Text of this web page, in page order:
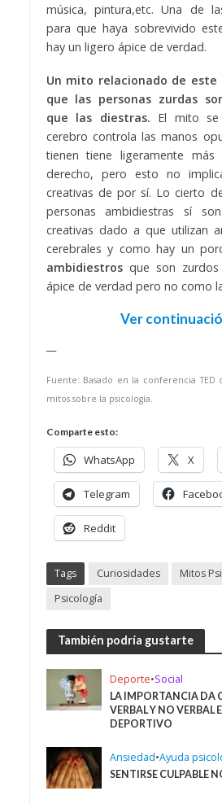
música, pintura,etc. Una de
para que haya sobrevivido
hay un ligero ápice de verdad.
Un mito relacionado de este
que las personas zurdas
que las diestras. El mito
cerebro controla las manos
tienen tiene ligeramente
derecho, pero esto no
creativas de por sí. Lo cierto
personas ambidiestras sí
creativas dado a que utilizan
cerebrales y como hay un
ambidiestrosque son
ápice de verdad pero no como
Ver
Fuente: Basado en la conferencia TED
mitos sobre la psicología.
Comparte esto:
WhatsApp X
Telegram
Reddit
Tags Curiosidades
Mitos
Psicología
También podría gustarte
Deporte•Social
LA IMPORTANCIA DA
VERBAL Y NO VERBAL
DEPORTIVO
Ansiedad•Ayuda
SENTIRSE CULPABLE